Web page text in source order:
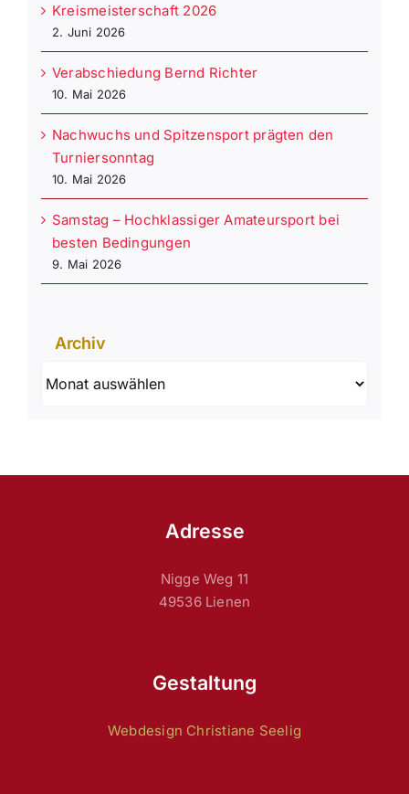
Kreismeisterschaft 2026
2. Juni 2026
Verabschiedung Bernd Richter
10. Mai 2026
Nachwuchs und Spitzensport prägten den
Turniersonntag
10. Mai 2026
Samstag – Hochklassiger Amateursport bei
besten Bedingungen
9. Mai 2026
Archiv
Adresse
Nigge Weg 11
49536 Lienen
Gestaltung
Webdesign Christiane Seelig